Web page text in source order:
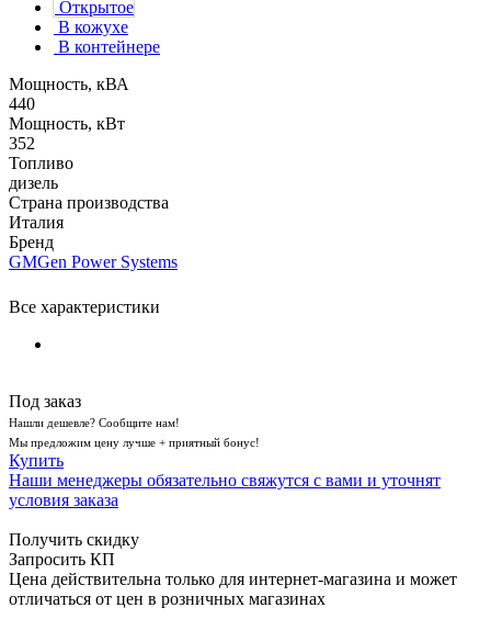
Открытое
В кожухе
В контейнере
Мощность, кВА
440
Мощность, кВт
352
Топливо
дизель
Страна производства
Италия
Бренд
GMGen Power Systems
Все характеристики
Под заказ
Нашли дешевле? Сообщите нам!
Мы предложим цену лучше + приятный бонус!
Купить
Наши менеджеры обязательно свяжутся с вами и уточнят
условия заказа
Получить скидку
Запросить КП
Цена действительна только для интернет-магазина и может
отличаться от цен в розничных магазинах